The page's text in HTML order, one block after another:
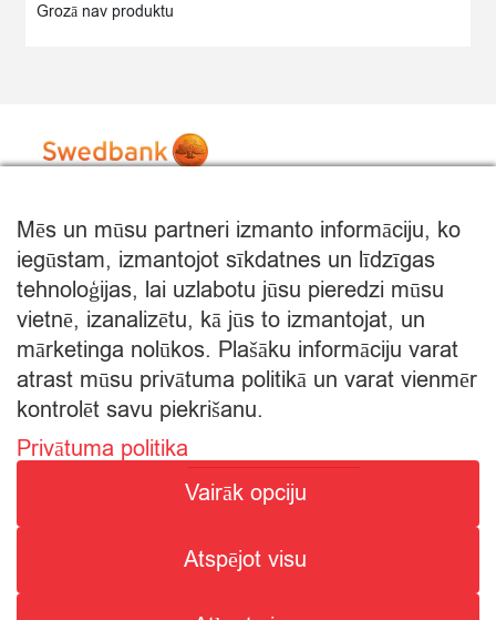
Grozā nav produktu
© Citro Rēzekne 2026
MAZUMTIRDZNIECĪBAI: SĒRIJA MT Nr. 00000000736.
Mēs un mūsu partneri izmanto informāciju, ko
iegūstam, izmantojot sīkdatnes un līdzīgas
tehnoloģijas, lai uzlabotu jūsu pieredzi mūsu
vietnē, izanalizētu, kā jūs to izmantojat, un
mārketinga nolūkos. Plašāku informāciju varat
atrast mūsu privātuma politikā un varat vienmēr
kontrolēt savu piekrišanu.
Privātuma politika
Vairāk opciju
Atspējot visu